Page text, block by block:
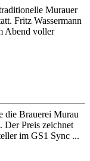
Murauer
Fritz Wassermann
Abend voller
die Brauerei Murau
Der Preis zeichnet
im GS1 Sync ...